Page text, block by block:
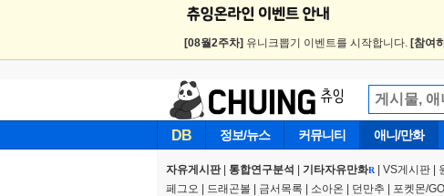
[08월2주차] 유니크뽑기 이벤트를 시작합니다. [참여
DB 정보/뉴스 커뮤니티 애니/만화
자유게시판| 통합연구분석 기타자유만화R| VS게시판
페그오
드래곤볼 금서목록 소아온 던만추 포켓몬/GO